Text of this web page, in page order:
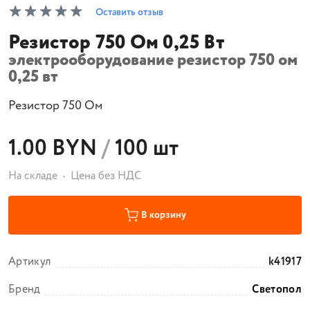
Оставить отзыв
Резистор 750 Ом 0,25 Вт
электрооборудование резистор 750 ом
0,25 вт
Резистор 750 Ом
1.00 BYN/100 шт
На складе Цена без НДС
В корзину
Артикул
k41917
Бренд
Светопол